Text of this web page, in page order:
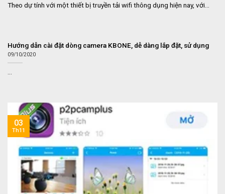
Theo dự tính với một thiết bị truyền tải wifi thông dụng hiện nay, với...
Hướng dẫn cài đặt dòng camera KBONE, dễ dàng lắp đặt, sử dụng
09/10/2020
03
Th11